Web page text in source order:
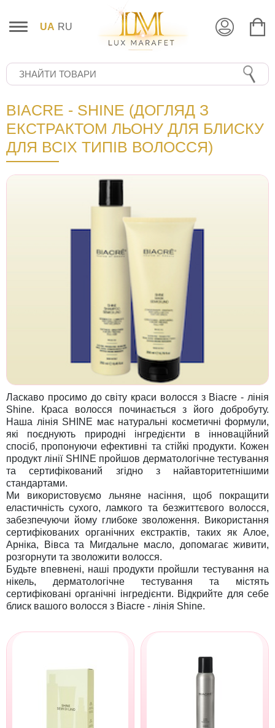
UA RU
BIACRE - SHINE (ДОГЛЯД З
ЕКСТРАКТОМ ЛЬОНУ ДЛЯ БЛИСКУ
ДЛЯ ВСІХ ТИПІВ ВОЛОССЯ)
Ласкаво просимо до світу краси волосся з Biacre - лінія
Shine. Краса волосся починається з його добробуту.
Наша лінія SHINE має натуральні косметичні формули,
які поєднують природні інгредієнти в інноваційний
спосіб, пропонуючи ефективні та стійкі продукти. Кожен
продукт лінії SHINE пройшов дерматологічне тестування
та сертифікований згідно з найавторитетнішими
стандартами.
Ми використовуємо льняне насіння, щоб покращити
еластичність сухого, ламкого та безжиттєвого волосся,
забезпечуючи йому глибоке зволоження. Використання
сертифікованих органічних екстрактів, таких як Алое,
Арніка, Вівса та Мигдальне масло, допомагає живити,
розгорнути та зволожити волосся.
Будьте впевнені, наші продукти пройшли тестування на
нікель, дерматологічне тестування та містять
сертифіковані органічні інгредієнти. Відкрийте для себе
блиск вашого волосся з Biacre - лінія Shine.